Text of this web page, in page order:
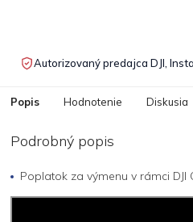
Autorizovaný predajca DJI,
Popis Hodnotenie Diskusia
Podrobný popis
Poplatok za výmenu v rámci DJI